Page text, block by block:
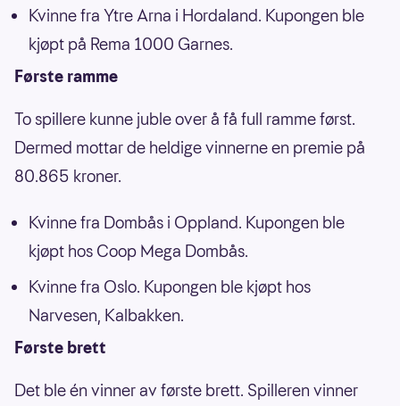
Kvinne fra Ytre Arna i Hordaland. Kupongen ble
kjøpt på Rema 1000 Garnes.
Første ramme
To spillere kunne juble over å få full ramme først.
Dermed mottar de heldige vinnerne en premie på
80.865 kroner.
Kvinne fra Dombås i Oppland. Kupongen ble
kjøpt hos Coop Mega Dombås.
Kvinne fra Oslo. Kupongen ble kjøpt hos
Narvesen, Kalbakken.
Første brett
Det ble én vinner av første brett. Spilleren vinner